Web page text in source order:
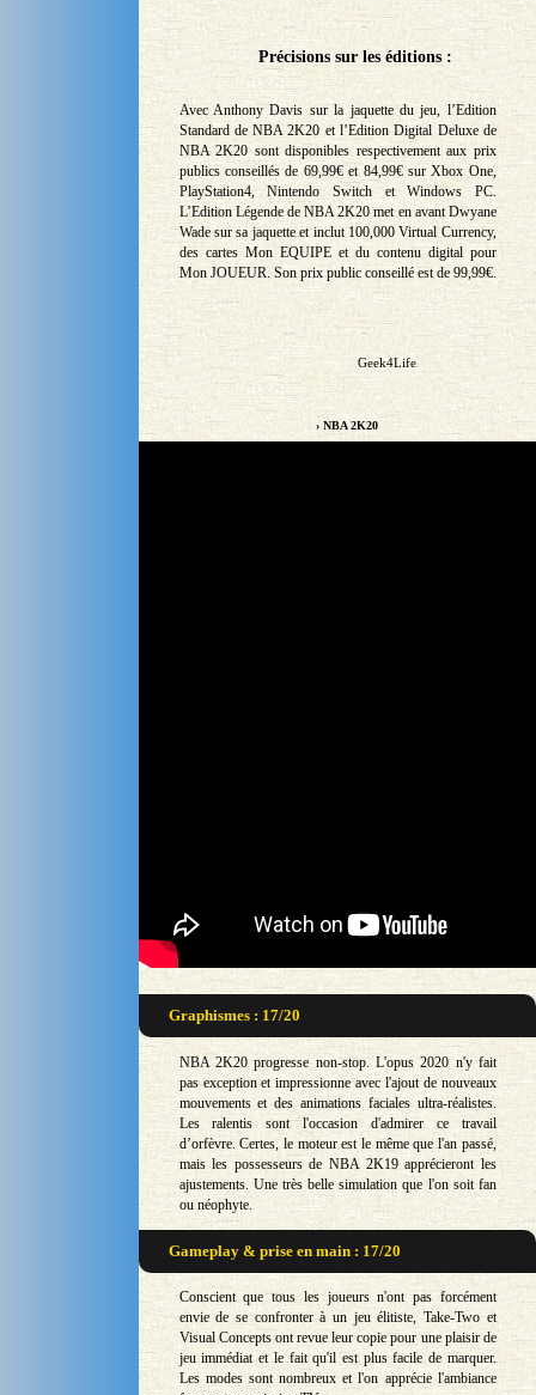
Précisions sur les éditions :
Avec Anthony Davis sur la jaquette du jeu, l’Edition
Standard de NBA 2K20 et l’Edition Digital Deluxe de
NBA 2K20 sont disponibles respectivement aux prix
publics conseillés de 69,99€ et 84,99€ sur Xbox One,
PlayStation4, Nintendo Switch et Windows PC.
L’Edition Légende de NBA 2K20 met en avant Dwyane
Wade sur sa jaquette et inclut 100,000 Virtual Currency,
des cartes Mon EQUIPE et du contenu digital pour
Mon JOUEUR. Son prix public conseillé est de 99,99€.
Geek4Life
› NBA 2K20
Graphismes : 17/20
NBA 2K20 progresse non-stop. L'opus 2020 n'y fait
pas exception et impressionne avec l'ajout de nouveaux
mouvements et des animations faciales ultra-réalistes.
Les ralentis sont l'occasion d'admirer ce travail
d’orfèvre. Certes, le moteur est le même que l'an passé,
mais les possesseurs de NBA 2K19 apprécieront les
ajustements. Une très belle simulation que l'on soit fan
ou néophyte.
Gameplay & prise en main : 17/20
Conscient que tous les joueurs n'ont pas forcément
envie de se confronter à un jeu élitiste, Take-Two et
Visual Concepts ont revue leur copie pour une plaisir de
jeu immédiat et le fait qu'il est plus facile de marquer.
Les modes sont nombreux et l'on apprécie l'ambiance